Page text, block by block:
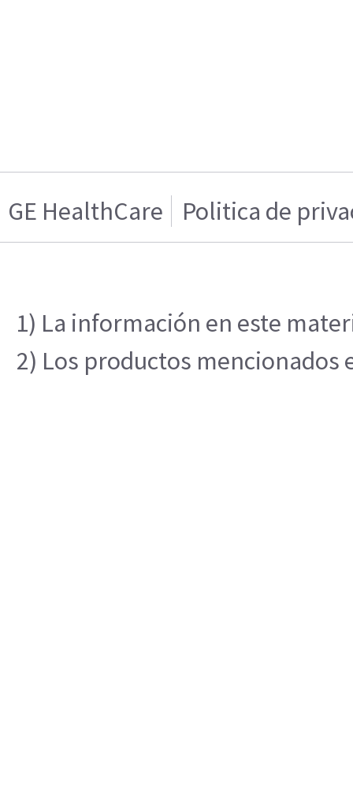
GE HealthCare Politica de
1) La información en este
2) Los productos mencionados